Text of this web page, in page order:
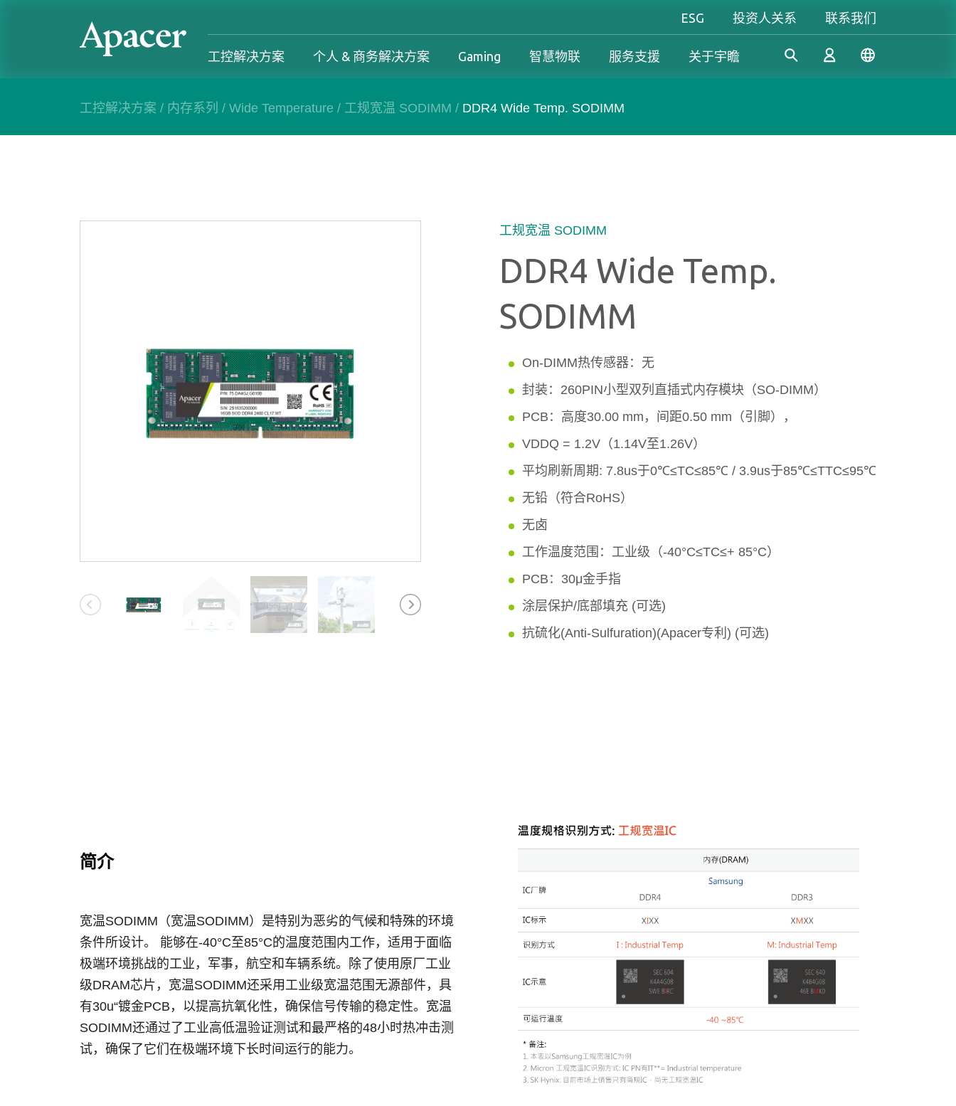
ESG 投资人关系 联系我们
工控解决方案
工控解决方案
内存系列
部落格
工控解决方案总览
了解更多
个人 & 商务解决方案
个人 & 商务解决方案
商务解决方案产品
个人 & 商务解决方案总览
Gaming
Gaming Gaming 总览
了解更多
智慧物联 服务支援
服务支援
Gaming
工控解决方案
产品变更和停产政策
关于宇瞻
工控解决方案 / 内存系列 / Wide Temperature / 工规宽温 SODIMM / DDR4 Wide Temp. SODIMM
工规宽温 SODIMM
DDR4 Wide Temp.
SODIMM
On-DIMM热传感器：无
封装：260PIN小型双列直插式内存模块（SO-DIMM）
PCB：高度30.00 mm，间距0.50 mm（引脚），
VDDQ = 1.2V（1.14V至1.26V）
平均刷新周期: 7.8us于0℃≤TC≤85℃ / 3.9us于85℃≤TTC≤95℃
无铅（符合RoHS）
无卤
工作温度范围：工业级（-40°C≤TC≤+ 85°C）
PCB：30μ金手指
涂层保护/底部填充 (可选)
抗硫化(Anti-Sulfuration)(Apacer专利) (可选)
简介
宽温SODIMM（宽温SODIMM）是特别为恶劣的气候和特殊的环境
条件所设计。 能够在-40°C至85°C的温度范围内工作，适用于面临
极端环境挑战的工业，军事，航空和车辆系统。除了使用原厂工业
级DRAM芯片，宽温SODIMM还采用工业级宽温范围无源部件，具
有30u“镀金PCB，以提高抗氧化性，确保信号传输的稳定性。宽温
SODIMM还通过了工业高低温验证测试和最严格的48小时热冲击测
试，确保了它们在极端环境下长时间运行的能力。